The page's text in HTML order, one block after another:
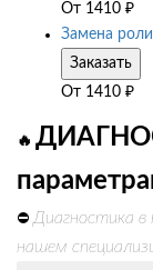
От 1410 ₽
Замена
Заказать
От 1410 ₽
🔥
⛔ Диагностика
нашем